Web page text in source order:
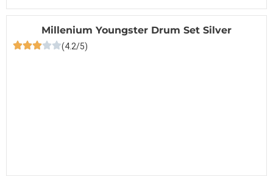
Millenium Youngster Drum Set Silver
(4.2/5)